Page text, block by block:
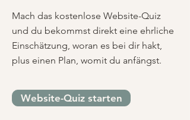
Mach das kostenlose Website-Quiz
und du bekommst direkt eine ehrliche
Einschätzung, woran es bei dir hakt,
plus einen Plan, womit du anfängst.
Website-Quiz starten